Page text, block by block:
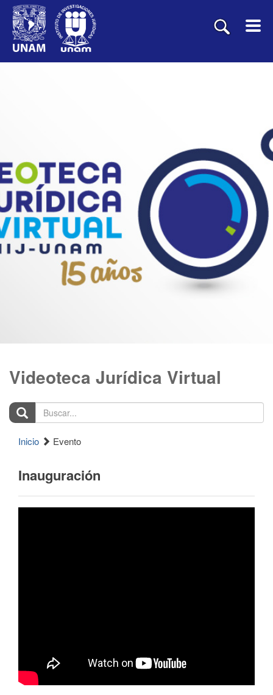
Videoteca Jurídica Virtual
Buscar...
Inicio Evento
Inauguración